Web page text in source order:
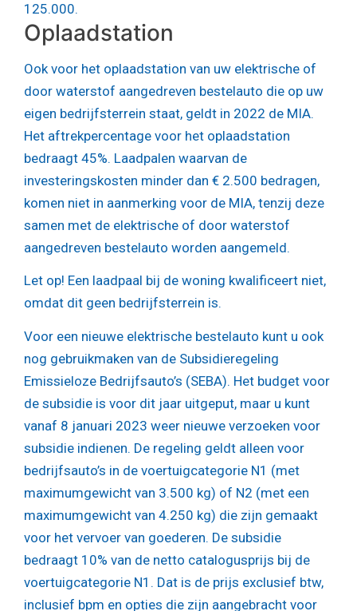
125.000.
Oplaadstation
Ook voor het oplaadstation van uw elektrische of
door waterstof aangedreven bestelauto die op uw
eigen bedrijfsterrein staat, geldt in 2022 de MIA.
Het aftrekpercentage voor het oplaadstation
bedraagt 45%. Laadpalen waarvan de
investeringskosten minder dan € 2.500 bedragen,
komen niet in aanmerking voor de MIA, tenzij deze
samen met de elektrische of door waterstof
aangedreven bestelauto worden aangemeld.
Let op! Een laadpaal bij de woning kwalificeert niet,
omdat dit geen bedrijfsterrein is.
Voor een nieuwe elektrische bestelauto kunt u ook
nog gebruikmaken van de Subsidieregeling
Emissieloze Bedrijfsauto’s (SEBA). Het budget voor
de subsidie is voor dit jaar uitgeput, maar u kunt
vanaf 8 januari 2023 weer nieuwe verzoeken voor
subsidie indienen. De regeling geldt alleen voor
bedrijfsauto’s in de voertuigcategorie N1 (met
maximumgewicht van 3.500 kg) of N2 (met een
maximumgewicht van 4.250 kg) die zijn gemaakt
voor het vervoer van goederen. De subsidie
bedraagt 10% van de netto catalogusprijs bij de
voertuigcategorie N1. Dat is de prijs exclusief btw,
inclusief bpm en opties die zijn aangebracht voor